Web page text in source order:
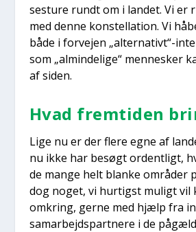
ses­tu­re rundt om i lan­det. Vi er
med den­ne kon­stel­la­tion. Vi
både i for­vej­en „alternativt“-
som „almin­de­li­ge“ men­ne­sker
af siden.
Hvad frem­ti­den
Lige nu er der fle­re egne af
nu ikke har besøgt ordent­ligt,
de man­ge helt blan­ke områ­der
dog noget, vi hur­tigst muligt vil
omkring, ger­ne med hjælp fra
sam­ar­bejds­part­ne­re i de